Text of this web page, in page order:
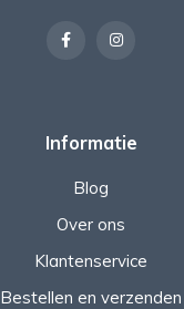
Informatie
Blog
Over ons
Klantenservice
Bestellen en verzenden